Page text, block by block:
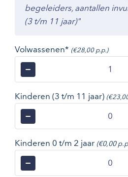
begeleiders, aantallen
(3 t/m 11 jaar)"
Volwassenen* (€28,00 p.p.)
−
Kinderen (3 t/m 11 jaar)
−
Kinderen 0 t/m 2 jaar (€0,00
−